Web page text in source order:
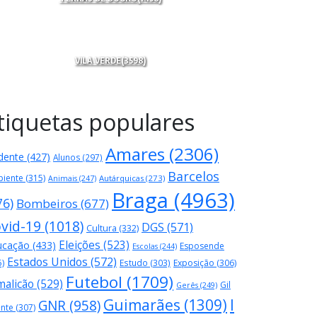
VILA VERDE(3598)
populares
(427) Alunos (297) Amares (2306)
(315) Animais (247) Autárquicas (273) Barcelos
Bombeiros (677) Braga (4963)
19 (1018) Cultura (332) DGS (571)
(433) Eleições (523) Escolas (244) Esposende
Estados Unidos (572) Estudo (303) Exposição (306)
(529) Futebol (1709) Gerês (249) Gil
(307) GNR (958)Guimarães (1309) I